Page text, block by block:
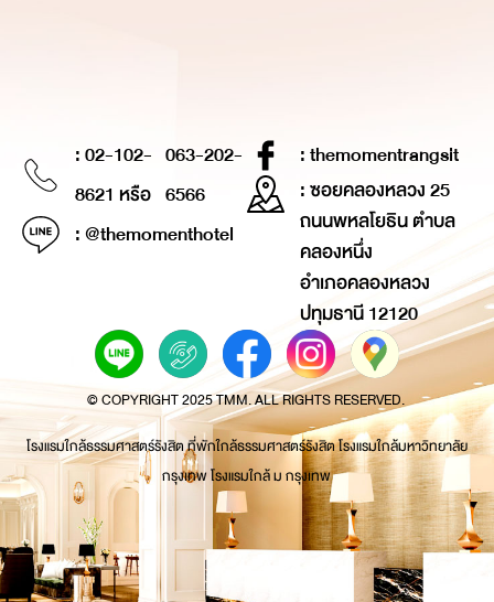
: 02-102-
8621 หรือ
063-202-
6566
: @themomenthotel
: themomentrangsit
: ซอยคลองหลวง 25
ถนนพหลโยธิน ตำบล
คลองหนึ่ง
อำเภอคลองหลวง
ปทุมธานี 12120
© COPYRIGHT 2025 TMM. ALL RIGHTS RESERVED.
โรงแรมใกล้ธรรมศาสตร์รังสิต ที่พักใกล้ธรรมศาสตร์รังสิต โรงแรมใกล้มหาวิทยาลัย
กรุงเทพ โรงแรมใกล้ ม กรุงเทพ